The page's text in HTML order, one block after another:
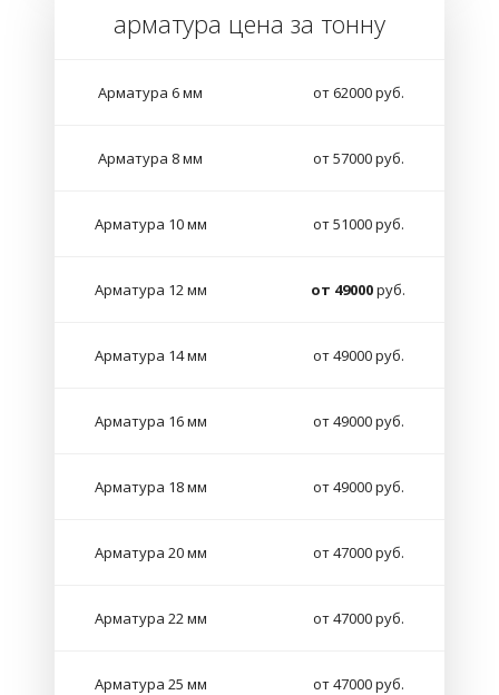
арматура цена за тонну
Арматура 6 мм от 62000 руб.
Арматура 8 мм от 57000 руб.
Арматура 10 мм от 51000 руб.
Арматура 12 мм от 49000руб.
Арматура 14 мм от 49000 руб.
Арматура 16 мм от 49000 руб.
Арматура 18 мм от 49000 руб.
Арматура 20 мм от 47000 руб.
Арматура 22 мм от 47000 руб.
Арматура 25 мм от 47000 руб.